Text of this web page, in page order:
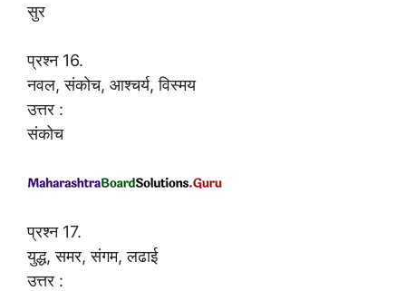
सुर
प्रश्न 16.
नवल, संकोच, आश्चर्य, विस्मय
उत्तर :
संकोच
प्रश्न 17.
युद्ध, समर, संगम, लढाई
उत्तर :